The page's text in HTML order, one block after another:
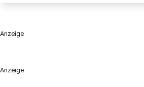
Anzeige
Anzeige